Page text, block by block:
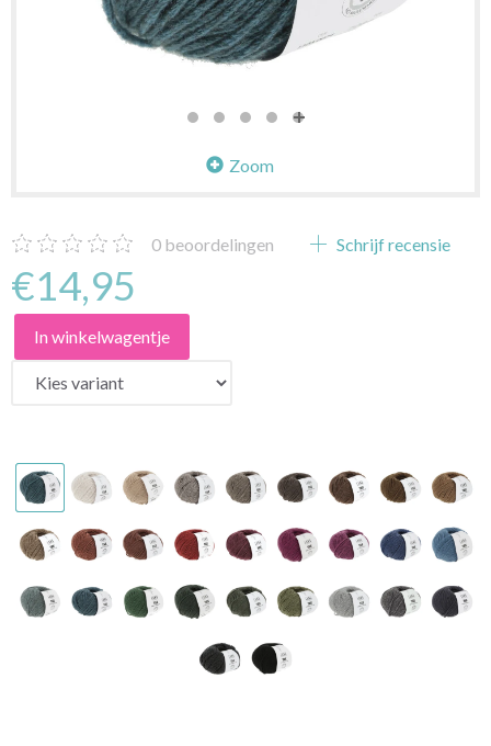
Zoom
0 beoordelingen Schrijf recensie
€14,95
In winkelwagentje